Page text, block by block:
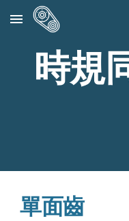
Skip to main content
時規
單面齒